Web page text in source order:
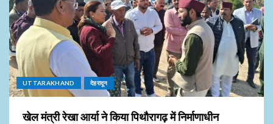
UTTARAKHAND देहरादून
खेल मंत्री रेखा आर्या ने किया पिथौरागढ़ में निर्माणाधीन